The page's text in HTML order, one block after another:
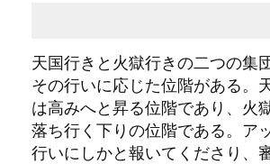
天国行きと火獄行きの二つの集
その行いに応じた位階がある。
は高みへと昇る位階であり、火
落ち行く下りの位階である。ア
行いにしかと報いてくださり、